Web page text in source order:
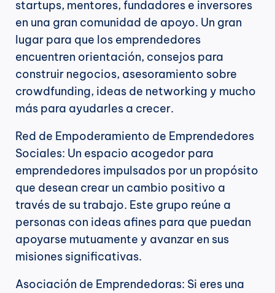
startups, mentores, fundadores e inversores
en una gran comunidad de apoyo. Un gran
lugar para que los emprendedores
encuentren orientación, consejos para
construir negocios, asesoramiento sobre
crowdfunding, ideas de networking y mucho
más para ayudarles a crecer.
Red de Empoderamiento de Emprendedores
Sociales: Un espacio acogedor para
emprendedores impulsados por un propósito
que desean crear un cambio positivo a
través de su trabajo. Este grupo reúne a
personas con ideas afines para que puedan
apoyarse mutuamente y avanzar en sus
misiones significativas.
Asociación de Emprendedoras: Si eres una